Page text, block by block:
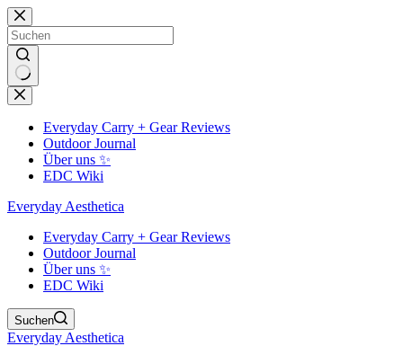
Zum
Inhalt
springen
Keine
Ergebnisse
Everyday Carry + Gear Reviews
Outdoor Journal
Über uns ✨
EDC Wiki
Everyday Aesthetica
Everyday Carry + Gear Reviews
Outdoor Journal
Über uns ✨
EDC Wiki
Suchen
Everyday Aesthetica